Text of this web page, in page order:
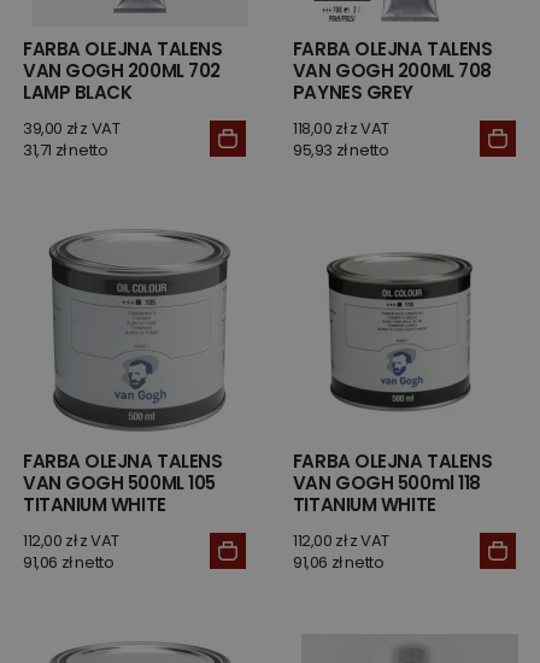
FARBA OLEJNA TALENS
VAN GOGH 200ML 702
LAMP BLACK
39,00 zł z VAT
31,71 zł netto
FARBA OLEJNA TALENS
VAN GOGH 200ML 708
PAYNES GREY
118,00 zł z VAT
95,93 zł netto
FARBA OLEJNA TALENS
VAN GOGH 500ML 105
TITANIUM WHITE
112,00 zł z VAT
91,06 zł netto
FARBA OLEJNA TALENS
VAN GOGH 500ml 118
TITANIUM WHITE
112,00 zł z VAT
91,06 zł netto